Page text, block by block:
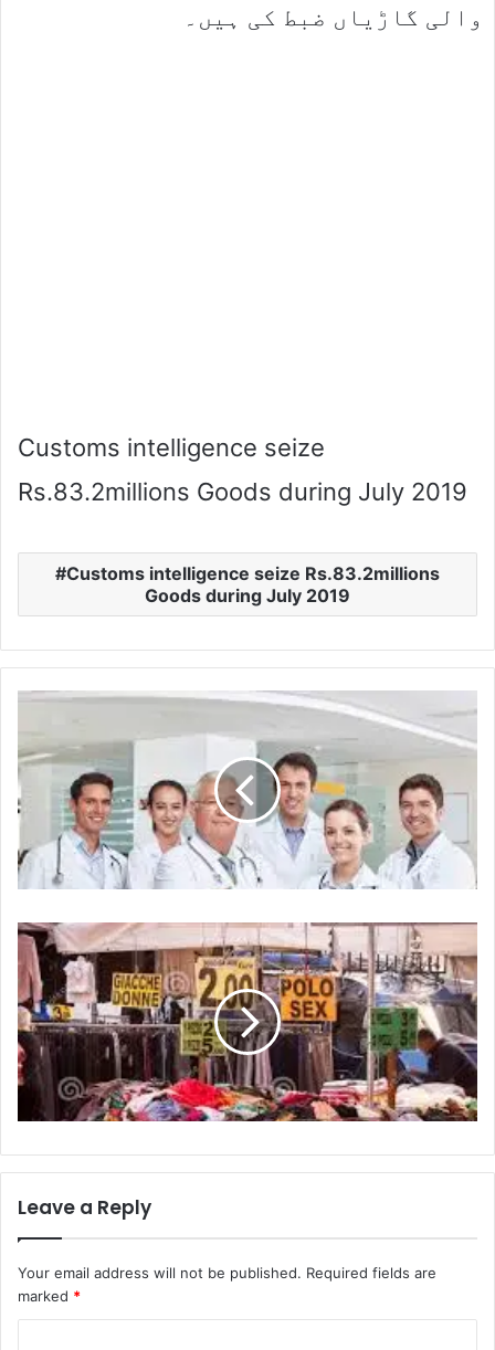
والی گاڑیاں ضبط کی ہیں۔
Customs intelligence seize
Rs.83.2millions Goods during July 2019
Customs intelligence seize Rs.83.2millions
Goods during July 2019
Leave a Reply
Your email address will not be published. Required fields are
marked *